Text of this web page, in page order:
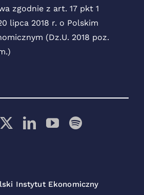
zgodnie z art. 17 pkt 1
lipca 2018 r. o Polskim
(Dz.U. 2018 poz.
Instytut Ekonomiczny